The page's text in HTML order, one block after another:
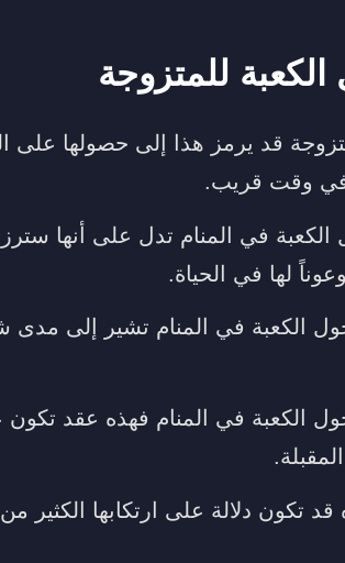
للمتزوجة
قد يرمز هذا إلى حصولها على
في وقت قريب.
في المنام تدل على أنها
لها في الحياة.
الكعبة في المنام تشير إلى مدى
الكعبة في المنام فهذه عقد تكون
تكون دلالة على ارتكابها الكثير